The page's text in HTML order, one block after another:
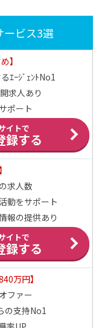
ービス3選
】
ｴｰｼﾞｪﾝﾄNo1
求人あり
ポート
イトで
録する
求人数
動をサポート
報の提供あり
イトで
録する
万円】
ファー
の支持No1